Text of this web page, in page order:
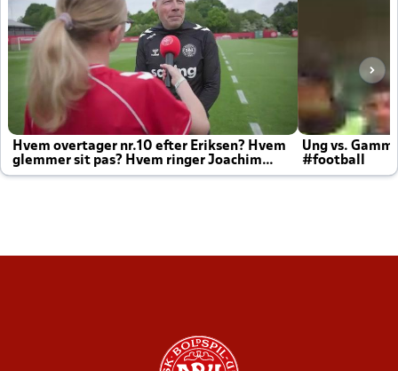
Hvem overtager nr.10 efter Eriksen? Hvem
glemmer sit pas? Hvem ringer Joachim
altid til efter kampe?
Ung vs.
#football